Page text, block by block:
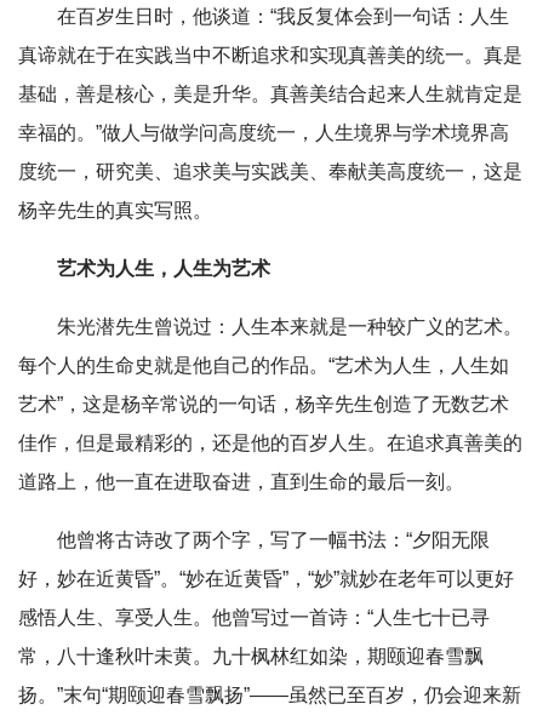
在百岁生日时，他谈道：“我反复体会到一句话：人生
真谛就在于在实践当中不断追求和实现真善美的统一。真是
基础，善是核心，美是升华。真善美结合起来人生就肯定是
幸福的。”做人与做学问高度统一，人生境界与学术境界高
度统一，研究美、追求美与实践美、奉献美高度统一，这是
杨辛先生的真实写照。
艺术为人生，人生为艺术
朱光潜先生曾说过：人生本来就是一种较广义的艺术。
每个人的生命史就是他自己的作品。“艺术为人生，人生如
艺术”，这是杨辛常说的一句话，杨辛先生创造了无数艺术
佳作，但是最精彩的，还是他的百岁人生。在追求真善美的
道路上，他一直在进取奋进，直到生命的最后一刻。
他曾将古诗改了两个字，写了一幅书法：“夕阳无限
好，妙在近黄昏”。“妙在近黄昏”，“妙”就妙在老年可以更好
感悟人生、享受人生。他曾写过一首诗：“人生七十已寻
常，八十逢秋叶未黄。九十枫林红如染，期颐迎春雪飘
扬。”末句“期颐迎春雪飘扬”——虽然已至百岁，仍会迎来新